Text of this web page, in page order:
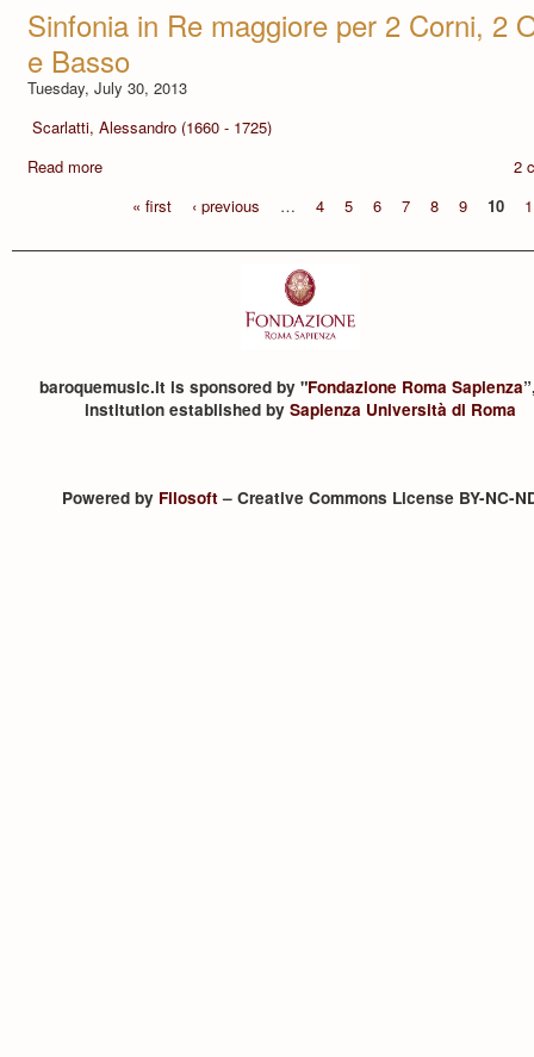
Sinfonia in Re maggiore per 2 Corni, 2
e Basso
Tuesday, July 30, 2013
Scarlatti, Alessandro (1660 - 1725)
Read more
2
« first
‹ previous … 4 5 6 7 8 9 10
baroquemusic.it is sponsored by "Fondazione Roma Sapienza
institution established by Sapienza Università di Roma
Powered by Filosoft– Creative Commons License BY-NC-